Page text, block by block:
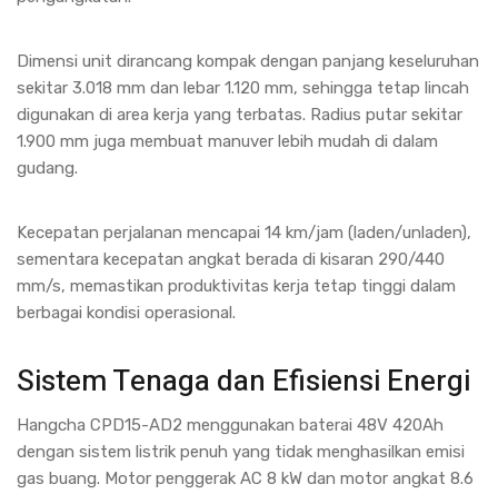
Dimensi unit dirancang kompak dengan panjang keseluruhan
sekitar 3.018 mm dan lebar 1.120 mm, sehingga tetap lincah
digunakan di area kerja yang terbatas. Radius putar sekitar
1.900 mm juga membuat manuver lebih mudah di dalam
gudang.
Kecepatan perjalanan mencapai 14 km/jam (laden/unladen),
sementara kecepatan angkat berada di kisaran 290/440
mm/s, memastikan produktivitas kerja tetap tinggi dalam
berbagai kondisi operasional.
Sistem Tenaga dan Efisiensi Energi
Hangcha CPD15-AD2 menggunakan baterai 48V 420Ah
dengan sistem listrik penuh yang tidak menghasilkan emisi
gas buang. Motor penggerak AC 8 kW dan motor angkat 8.6